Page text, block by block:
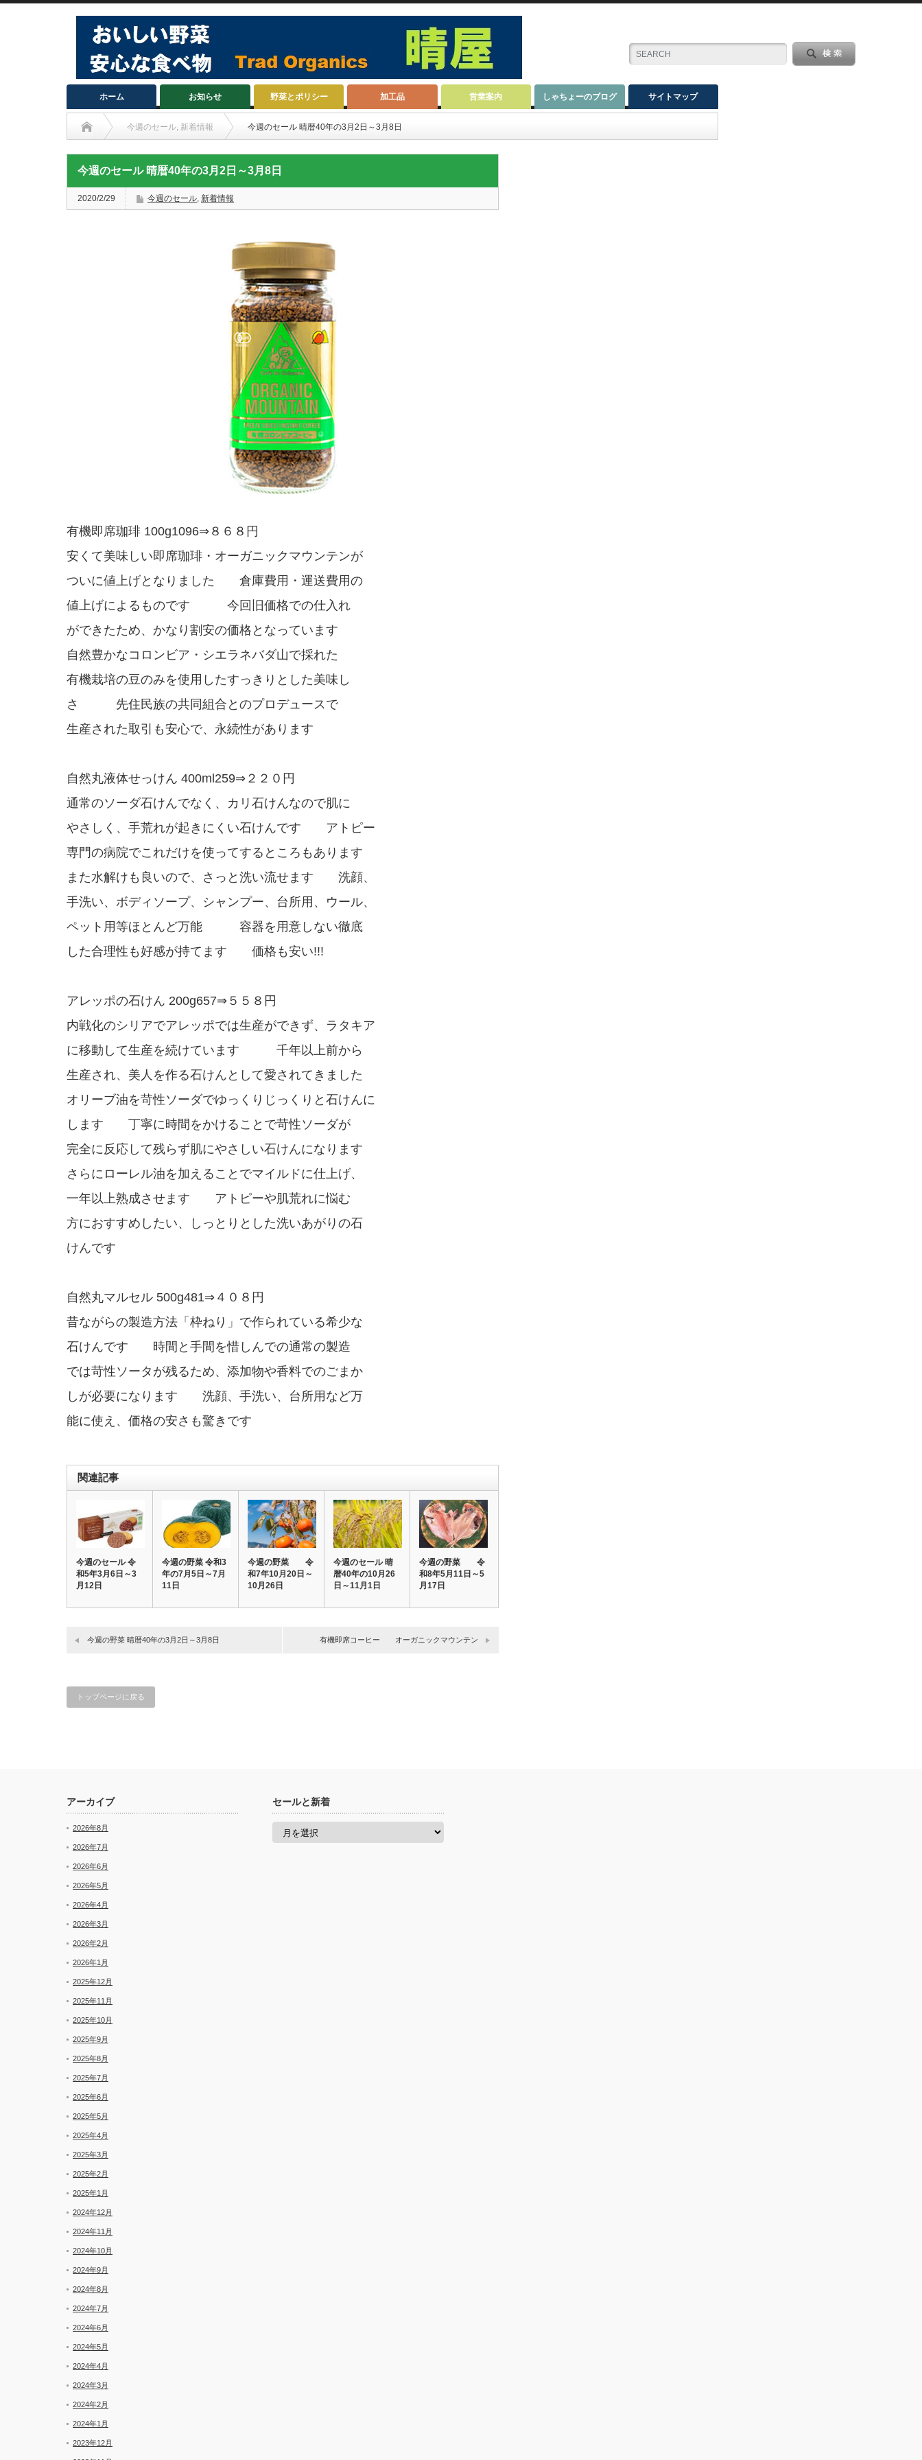
ホーム お知らせ 野菜とポリシー 加工品 営業案内 しゃちょーのブログ サイトマップ
今週のセール, 新着情報 今週のセール 晴暦40年の3月2日～3月8日
今週のセール 晴暦40年の3月2日～3月8日
2020/2/29 今週のセール, 新着情報
有機即席珈琲 100g1096⇒８６８円
安くて美味しい即席珈琲・オーガニックマウンテンが
ついに値上げとなりました 倉庫費用・運送費用の
値上げによるものです 今回旧価格での仕入れ
ができたため、かなり割安の価格となっています
自然豊かなコロンビア・シエラネバダ山で採れた
有機栽培の豆のみを使用したすっきりとした美味し
さ 先住民族の共同組合とのプロデュースで
生産された取引も安心で、永続性があります
自然丸液体せっけん 400ml259⇒２２０円
通常のソーダ石けんでなく、カリ石けんなので肌に
やさしく、手荒れが起きにくい石けんです アトピー
専門の病院でこれだけを使ってするところもあります
また水解けも良いので、さっと洗い流せます 洗顔、
手洗い、ボディソープ、シャンプー、台所用、ウール、
ペット用等ほとんど万能 容器を用意しない徹底
した合理性も好感が持てます 価格も安い!!!
アレッポの石けん 200g657⇒５５８円
内戦化のシリアでアレッポでは生産ができず、ラタキア
に移動して生産を続けています 千年以上前から
生産され、美人を作る石けんとして愛されてきました
オリーブ油を苛性ソーダでゆっくりじっくりと石けんに
します 丁寧に時間をかけることで苛性ソーダが
完全に反応して残らず肌にやさしい石けんになります
さらにローレル油を加えることでマイルドに仕上げ、
一年以上熟成させます アトピーや肌荒れに悩む
方におすすめしたい、しっとりとした洗いあがりの石
けんです
自然丸マルセル 500g481⇒４０８円
昔ながらの製造方法「枠ねり」で作られている希少な
石けんです 時間と手間を惜しんでの通常の製造
では苛性ソータが残るため、添加物や香料でのごまか
しが必要になります 洗顔、手洗い、台所用など万
能に使え、価格の安さも驚きです
関連記事
今週のセール 令
和5年3月6日～3
月12日
今週の野菜 令和3
年の7月5日～7月
11日
今週の野菜 令
和7年10月20日～
10月26日
今週のセール 晴
暦40年の10月26
日～11月1日
今週の野菜 令
和8年5月11日～5
月17日
今週の野菜 晴暦40年の3月2日～3月8日 有機即席コーヒー オーガニックマウンテン
トップページに戻る
アーカイブ
2026年8月
2026年7月
2026年6月
2026年5月
2026年4月
2026年3月
2026年2月
2026年1月
2025年12月
2025年11月
2025年10月
2025年9月
2025年8月
2025年7月
2025年6月
2025年5月
2025年4月
2025年3月
2025年2月
2025年1月
2024年12月
2024年11月
2024年10月
2024年9月
2024年8月
2024年7月
2024年6月
2024年5月
2024年4月
2024年3月
2024年2月
2024年1月
2023年12月
セールと新着
セ